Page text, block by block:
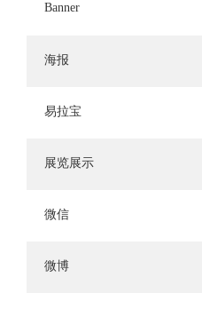
Banner
海报
易拉宝
展览展示
微信
微博